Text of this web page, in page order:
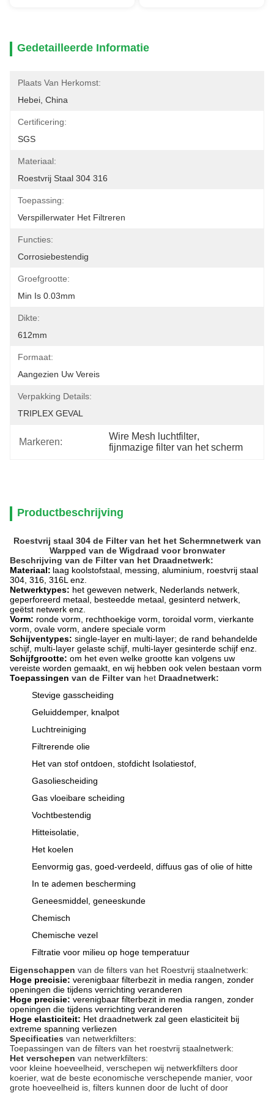
Gedetailleerde Informatie
Plaats Van Herkomst:
Hebei, China
Certificering:
SGS
Materiaal:
Roestvrij Staal 304 316
Toepassing:
Verspillerwater Het Filtreren
Functies:
Corrosiebestendig
Groefgrootte:
Min Is 0.03mm
Dikte:
612mm
Formaat:
Aangezien Uw Vereis
Verpakking Details:
TRIPLEX GEVAL
Markeren:
Wire Mesh luchtfilter,
fijnmazige filter van het scherm
Productbeschrijving
Roestvrij staal 304 de Filter van het het Schermnetwerk van
Warpped van de Wigdraad voor bronwater
Beschrijving van de Filter van het Draadnetwerk:
Materiaal: laag koolstofstaal, messing, aluminium, roestvrij staal
304, 316, 316L enz.
Netwerktypes: het geweven netwerk, Nederlands netwerk,
geperforeerd metaal, besteedde metaal, gesinterd netwerk,
geëtst netwerk enz.
Vorm: ronde vorm, rechthoekige vorm, toroidal vorm, vierkante
vorm, ovale vorm, andere speciale vorm
Schijventypes: single-layer en multi-layer; de rand behandelde
schijf, multi-layer gelaste schijf, multi-layer gesinterde schijf enz.
Schijfgrootte: om het even welke grootte kan volgens uw
vereiste worden gemaakt, en wij hebben ook velen bestaan vorm
Toepassingen van de Filter van het Draadnetwerk:
Stevige gasscheiding
Geluiddemper, knalpot
Luchtreiniging
Filtrerende olie
Het van stof ontdoen, stofdicht Isolatiestof,
Gasoliescheiding
Gas vloeibare scheiding
Vochtbestendig
Hitteisolatie,
Het koelen
Eenvormig gas, goed-verdeeld, diffuus gas of olie of hitte
In te ademen bescherming
Geneesmiddel, geneeskunde
Chemisch
Chemische vezel
Filtratie voor milieu op hoge temperatuur
Eigenschappen van de filters van het Roestvrij staalnetwerk:
Hoge precisie: verenigbaar filterbezit in media rangen, zonder
openingen die tijdens verrichting veranderen
Hoge precisie: verenigbaar filterbezit in media rangen, zonder
openingen die tijdens verrichting veranderen
Hoge elasticiteit: Het draadnetwerk zal geen elasticiteit bij
extreme spanning verliezen
Specificaties van netwerkfilters:
Toepassingen van de filters van het roestvrij staalnetwerk:
Het verschepen van netwerkfilters:
voor kleine hoeveelheid, verschepen wij netwerkfilters door
koerier, wat de beste economische verschepende manier, voor
grote hoeveelheid is, filters kunnen door de lucht of door